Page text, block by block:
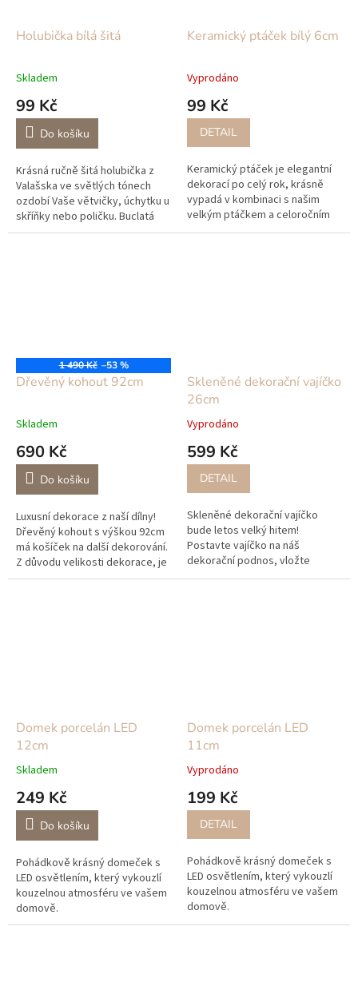
Holubička bílá šitá
Skladem
99 Kč
Do košíku
Krásná ručně šitá holubička z
Valašska ve světlých tónech
ozdobí Vaše větvičky, úchytku u
skříňky nebo poličku. Buclatá
oboustranná holubička,
Keramický ptáček bílý 6cm
Vyprodáno
99 Kč
DETAIL
Keramický ptáček je elegantní
dekorací po celý rok, krásně
vypadá v kombinaci s našim
velkým ptáčkem a celoročním
lněným věnečkem jako hnízdo.
1 490 Kč –53 %
Dřevěný kohout 92cm
Skladem
690 Kč
Do košíku
Luxusní dekorace z naší dílny!
Dřevěný kohout s výškou 92cm
má košíček na další dekorování.
Z důvodu velikosti dekorace, je
možné pouze osobní předání ve
Skleněné dekorační vajíčko
26cm
Vyprodáno
599 Kč
DETAIL
Skleněné dekorační vajíčko
bude letos velký hitem!
Postavte vajíčko na náš
dekorační podnos, vložte
dovnitř pár větviček, křepelčí
Domek porcelán LED
12cm
Skladem
249 Kč
Do košíku
Pohádkově krásný domeček s
LED osvětlením, který vykouzlí
kouzelnou atmosféru ve vašem
domově.
Domek porcelán LED
11cm
Vyprodáno
199 Kč
DETAIL
Pohádkově krásný domeček s
LED osvětlením, který vykouzlí
kouzelnou atmosféru ve vašem
domově.